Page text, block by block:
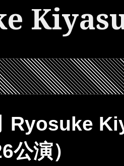
Ryosuke
演）